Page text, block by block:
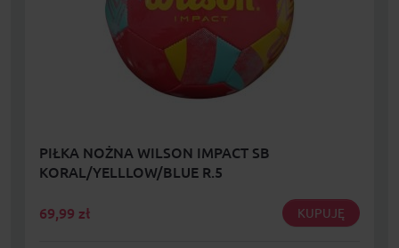
PIŁKA NOŻNA WILSON IMPACT SB
KORAL/YELLLOW/BLUE R.5
69,99 zł KUPUJĘ